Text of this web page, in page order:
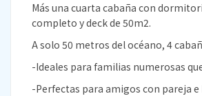
Más una cuarta cabaña con
completo y deck de 50m2.
A solo 50 metros del océano, 4
-Ideales para familias numerosas
-Perfectas para amigos con pareja e